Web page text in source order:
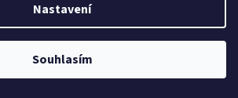
Nastavení
Souhlasím